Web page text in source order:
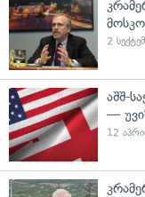
2
აშშ-
—
12